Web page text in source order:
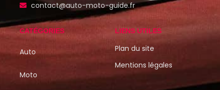
contact@auto-moto-guide.fr
CATÉGORIES
Auto
Moto
LIENS UTILES
Plan du site
Mentions légales